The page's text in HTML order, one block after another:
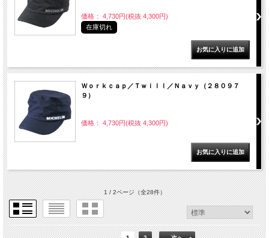
価格： 4,730円(税抜 4,300円)
在庫切れ
Ｗｏｒｋｃａｐ／Ｔｗｉｌｌ／Ｎａｖｙ（２８０９７
９）
価格： 4,730円(税抜 4,300円)
1 / 2ページ（全28件）